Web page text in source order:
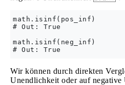
math.isinf(pos_inf)
# Out: True
math.isinf(neg_inf)
Wir können durch direkten
Unendlichkeit oder auf negative